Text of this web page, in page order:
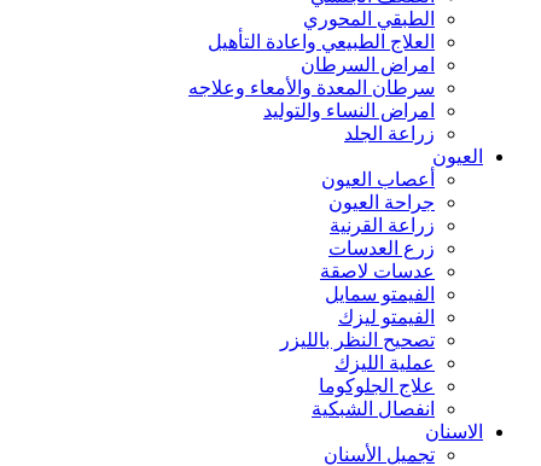
الطبقي المحوري
العلاج الطبيعي واعادة التأهيل
امراض السرطان
سرطان المعدة والأمعاء وعلاجه
امراض النساء والتوليد
زراعة الجلد
العيون
أعصاب العيون
جراحة العيون
زراعة القرنية
زرع العدسات
عدسات لاصقة
الفيمتو سمايل
الفيمتو ليزك
تصحيح النظر بالليزر
عملية الليزك
علاج الجلوكوما
انفصال الشبكية
الاسنان
تجميل الأسنان